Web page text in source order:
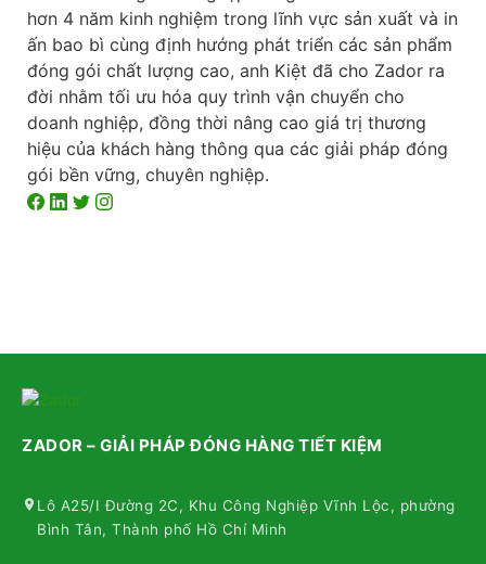
hơn 4 năm kinh nghiệm trong lĩnh vực sản xuất và in
ấn bao bì cùng định hướng phát triển các sản phẩm
đóng gói chất lượng cao, anh Kiệt đã cho Zador ra
đời nhằm tối ưu hóa quy trình vận chuyển cho
doanh nghiệp, đồng thời nâng cao giá trị thương
hiệu của khách hàng thông qua các giải pháp đóng
gói bền vững, chuyên nghiệp.
ZADOR – GIẢI PHÁP ĐÓNG HÀNG TIẾT KIỆM
Lô A25/I Đường 2C, Khu Công Nghiệp Vĩnh Lộc, phường
Bình Tân, Thành phố Hồ Chí Minh